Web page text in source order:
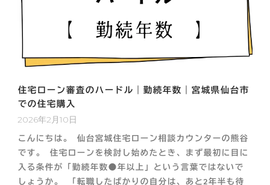
住宅ローン審査のハードル｜勤続年数｜宮城県仙台市
での住宅購入
2026年2月10日
こんにちは。 仙台宮城住宅ローン相談カウンターの熊谷
です。 住宅ローンを検討し始めたとき、まず最初に目に
入る条件が「勤続年数●年以上」という言葉ではないで
しょうか。 「転職したばかりの自分は、あと2年半も待